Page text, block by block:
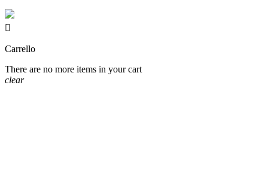

Carrello
There are no more items in your cart
clear